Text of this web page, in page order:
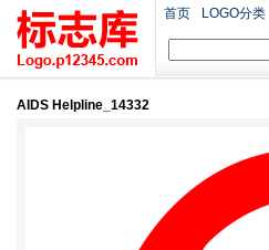
首页 LOGO分类
AIDS Helpline_14332